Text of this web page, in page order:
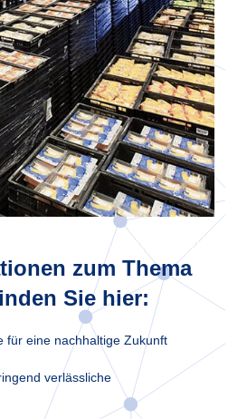
zum Thema
Sie hier:
für eine nachhaltige Zukunft
verlässliche